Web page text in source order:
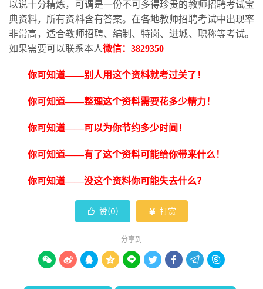
以说十分精炼，可谓是一份不可多得珍贵的教师招聘考试宝
典资料，所有资料含有答案。在各地教师招聘考试中出现率
非常高，适合教师招聘、编制、特岗、进城、职称等考试。
如果需要可以联系本人微信： 3829350
你可知道——别人用这个资料就考过关了！
你可知道——整理这个资料需要花多少精力！
你可知道——可以为你节约多少时间！
你可知道——有了这个资料可能给你带来什么！
你可知道——没这个资料你可能失去什么？
 赞(0)  打赏
分享到
        